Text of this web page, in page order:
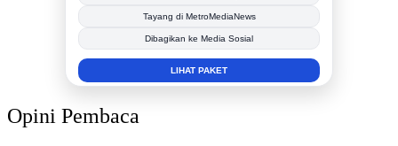
Berita Promosi
Tingkatkan Branding Anda
INFO SELENGKAPNYA
Opini Pembaca